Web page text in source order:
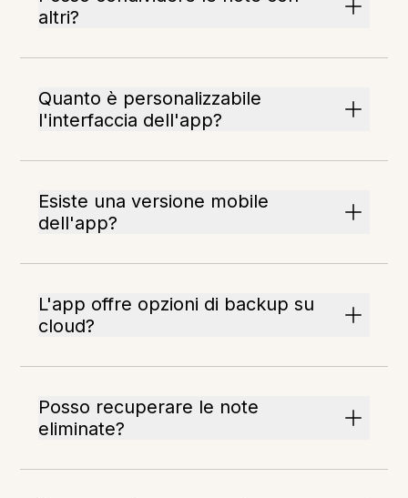
altri?
Quanto è personalizzabile
l'interfaccia dell'app?
Esiste una versione mobile
dell'app?
L'app offre opzioni di backup su
cloud?
Posso recuperare le note
eliminate?